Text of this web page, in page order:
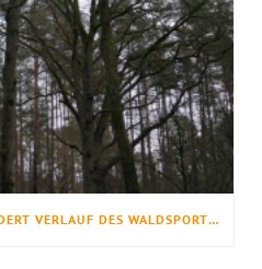
GEMEINDE HAMBÜHREN ÄNDERT VERLAUF DES WALDSPORTPFADS